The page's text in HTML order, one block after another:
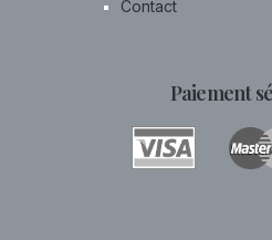
Contact
Paiement